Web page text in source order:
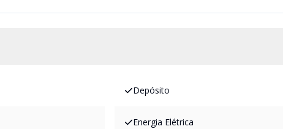
Depósito
Energia Elétrica